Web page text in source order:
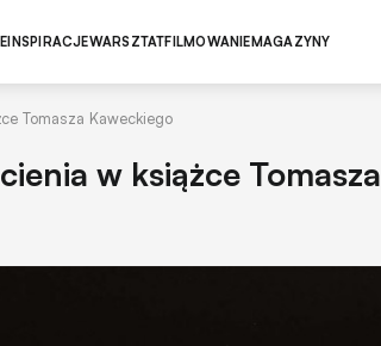
INSPIRACJEWARSZTATFILMOWANIEMAGAZYNY
Tomasza Kaweckiego
w książce Tomasza